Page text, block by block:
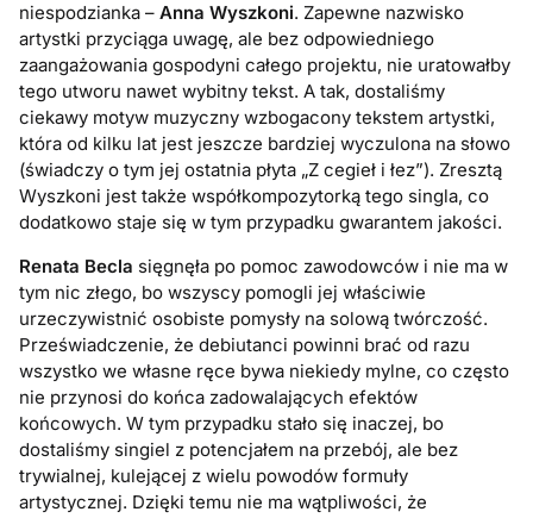
niespodzianka –Anna Wyszkoni. Zapewne nazwisko
artystki przyciąga uwagę, ale bez odpowiedniego
zaangażowania gospodyni całego projektu, nie uratowałby
tego utworu nawet wybitny tekst. A tak, dostaliśmy
ciekawy motyw muzyczny wzbogacony tekstem artystki,
która od kilku lat jest jeszcze bardziej wyczulona na słowo
(świadczy o tym jej ostatnia płyta „Z cegieł i łez”). Zresztą
Wyszkoni jest także współkompozytorką tego singla, co
dodatkowo staje się w tym przypadku gwarantem jakości.
Renata Becla sięgnęła po pomoc zawodowców i nie ma w
tym nic złego, bo wszyscy pomogli jej właściwie
urzeczywistnić osobiste pomysły na solową twórczość.
Przeświadczenie, że debiutanci powinni brać od razu
wszystko we własne ręce bywa niekiedy mylne, co często
nie przynosi do końca zadowalających efektów
końcowych. W tym przypadku stało się inaczej, bo
dostaliśmy singiel z potencjałem na przebój, ale bez
trywialnej, kulejącej z wielu powodów formuły
artystycznej. Dzięki temu nie ma wątpliwości, że